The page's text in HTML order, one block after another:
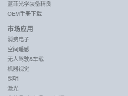
蓝菲光学装备精良
OEM手册下载
市场应用
消费电子
空间遥感
无人驾驶&车载
机器视觉
照明
激光